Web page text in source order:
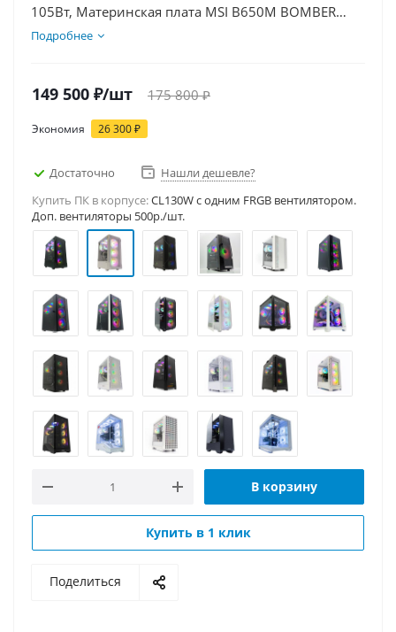
105Вт, Материнская плата MSI B650M BOMBER
WIFI, Видеокарта RTX 5060Ti 16Гб, Память
Подробнее
149 500 ₽/шт 175 800₽
Экономия 26 300₽
Достаточно
Нашли дешевле?
Купить ПК в корпусе:CL130W c одним FRGB вентилятором.
Доп. вентиляторы 500р./шт.
В корзину
Купить в 1 клик
Поделиться